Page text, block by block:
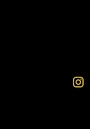
Instagram